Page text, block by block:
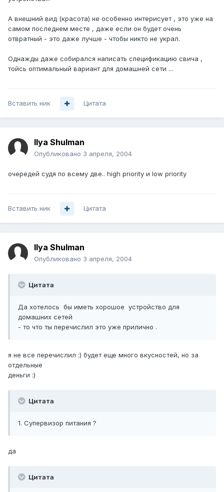
А внешний вид (красота) не особенно интерисует , это уже на
самом последнем месте , даже если он будет очень
отвратный - это даже лучше - чтобы никто не украл.
Однажды даже собирался написать спецификацию свича ,
тойсь оптимальный вариант для домашней сети ...
Вставить ник Цитата
Ilya Shulman
Опубликовано 3 апреля, 2004
очередей судя по всему две.. high priority и low priority
Вставить ник Цитата
Ilya Shulman
Опубликовано 3 апреля, 2004
Цитата
Да хотелось бы иметь хорошое устройство для
домашних сетей
- то что ты перечислил это уже прилично .
я не все перечислил :) будет еще много вкусностей, но за
отдельные
деньги :)
Цитата
1. Супервизор питания ?
да
Цитата